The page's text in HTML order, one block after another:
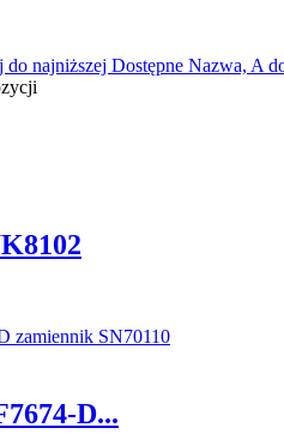
do najniższej Dostępne Nazwa, A
D...